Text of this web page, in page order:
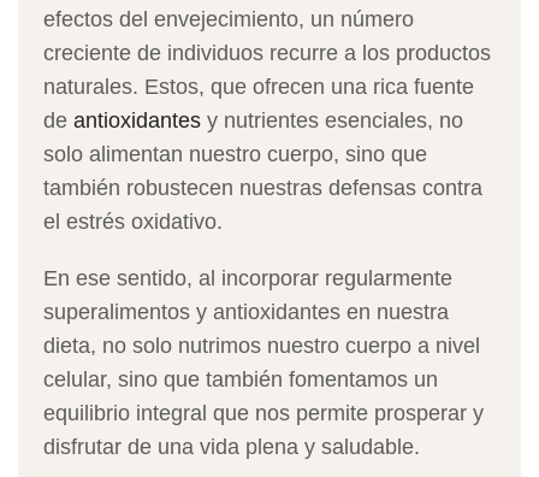
efectos del envejecimiento, un número
creciente de individuos recurre a los productos
naturales. Estos, que ofrecen una rica fuente
de antioxidantesy nutrientes esenciales, no
solo alimentan nuestro cuerpo, sino que
también robustecen nuestras defensas contra
el estrés oxidativo.
En ese sentido, al incorporar regularmente
superalimentos y antioxidantes en nuestra
dieta, no solo nutrimos nuestro cuerpo a nivel
celular, sino que también fomentamos un
equilibrio integral que nos permite prosperar y
disfrutar de una vida plena y saludable.